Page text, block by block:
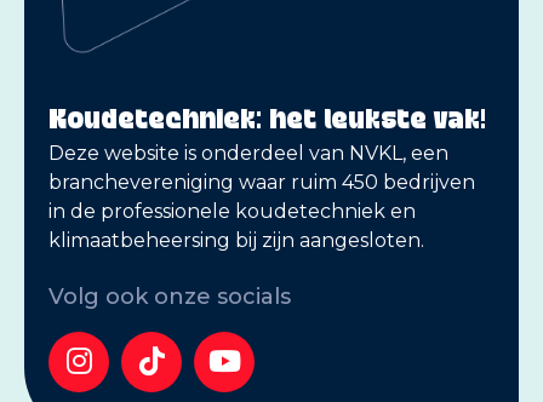
Koudetechniek: het leukste vak!
Deze website is onderdeel van NVKL, een
branchevereniging waar ruim 450 bedrijven
in de professionele koudetechniek en
klimaatbeheersing bij zijn aangesloten.
Volg ook onze socials